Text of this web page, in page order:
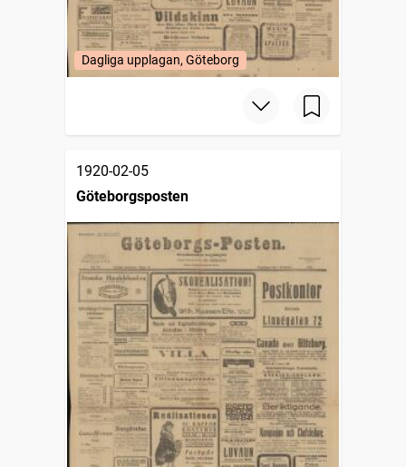
Dagliga upplagan, Göteborg
1920-02-05
Göteborgsposten